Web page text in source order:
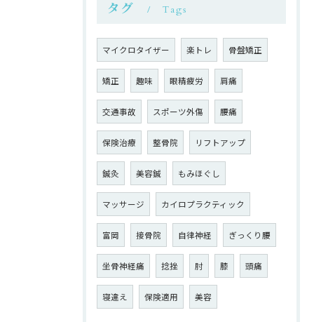
タグ Tags
マイクロタイザー 楽トレ 骨盤矯正
矯正 趣味 眼精疲労 肩痛
交通事故 スポーツ外傷 腰痛
保険治療 整骨院 リフトアップ
鍼灸 美容鍼 もみほぐし
マッサージ カイロプラクティック
富岡 接骨院 自律神経 ぎっくり腰
坐骨神経痛 捻挫 肘 膝 頭痛
寝違え 保険適用 美容